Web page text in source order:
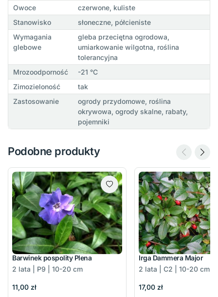
Owoce
czerwone, kuliste
Stanowisko
słoneczne, półcieniste
Wymagania
glebowe
gleba przeciętna ogrodowa,
umiarkowanie wilgotna, roślina
tolerancyjna
Mrozoodporność
-21 °C
Zimozieloność
tak
Zastosowanie
ogrody przydomowe, roślina
okrywowa, ogrody skalne, rabaty,
pojemniki
Podobne produkty
Barwinek pospolity Plena
2 lata | P9 | 10-20 cm
11,00 zł
Irga Dammera Major
2 lata | C2 | 10-20 cm
17,00 zł